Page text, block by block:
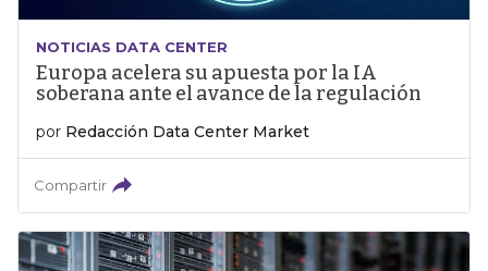
NOTICIAS DATA CENTER
Europa acelera su apuesta por la IA
soberana ante el avance de la regulación
por Redacción Data Center Market
Compartir